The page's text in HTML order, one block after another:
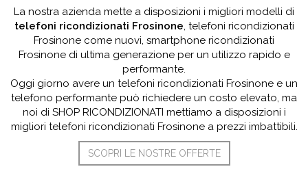
La nostra azienda mette a disposizioni i migliori modelli di
telefoni ricondizionati Frosinone, telefoni ricondizionati
Frosinone come nuovi, smartphone ricondizionati
Frosinone di ultima generazione per un utilizzo rapido e
performante.
Oggi giorno avere un telefoni ricondizionati Frosinone e un
telefono performante può richiedere un costo elevato, ma
noi di SHOP RICONDIZIONATI mettiamo a disposizioni i
migliori telefoni ricondizionati Frosinone a prezzi imbattibili.
SCOPRI LE NOSTRE OFFERTE